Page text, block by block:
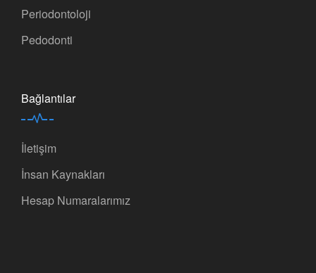
Periodontoloji
Pedodonti
Bağlantılar
İletişim
İnsan Kaynakları
Hesap Numaralarımız